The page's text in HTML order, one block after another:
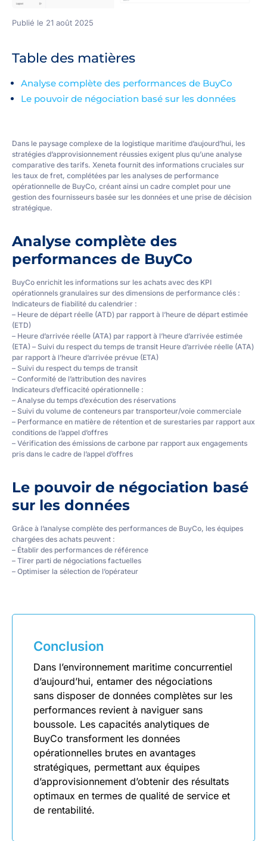
Publié le 21 août 2025
Table des matières
Analyse complète des performances de BuyCo
Le pouvoir de négociation basé sur les données
Dans le paysage complexe de la logistique maritime d’aujourd’hui, les
stratégies d’approvisionnement réussies exigent plus qu’une analyse
comparative des tarifs. Xeneta fournit des informations cruciales sur
les taux de fret, complétées par les analyses de performance
opérationnelle de BuyCo, créant ainsi un cadre complet pour une
gestion des fournisseurs basée sur les données et une prise de décision
stratégique.
Analyse complète des
performances de BuyCo
BuyCo enrichit les informations sur les achats avec des KPI
opérationnels granulaires sur des dimensions de performance clés :
Indicateurs de fiabilité du calendrier :
– Heure de départ réelle (ATD) par rapport à l’heure de départ estimée
(ETD)
– Heure d’arrivée réelle (ATA) par rapport à l’heure d’arrivée estimée
(ETA) – Suivi du respect du temps de transit Heure d’arrivée réelle (ATA)
par rapport à l’heure d’arrivée prévue (ETA)
– Suivi du respect du temps de transit
– Conformité de l’attribution des navires
Indicateurs d’efficacité opérationnelle :
– Analyse du temps d’exécution des réservations
– Suivi du volume de conteneurs par transporteur/voie commerciale
– Performance en matière de rétention et de surestaries par rapport aux
conditions de l’appel d’offres
– Vérification des émissions de carbone par rapport aux engagements
pris dans le cadre de l’appel d’offres
Le pouvoir de négociation basé
sur les données
Grâce à l’analyse complète des performances de BuyCo, les équipes
chargées des achats peuvent :
– Établir des performances de référence
– Tirer parti de négociations factuelles
– Optimiser la sélection de l’opérateur
Conclusion
Dans l’environnement maritime concurrentiel
d’aujourd’hui, entamer des négociations
sans disposer de données complètes sur les
performances revient à naviguer sans
boussole. Les capacités analytiques de
BuyCo transforment les données
opérationnelles brutes en avantages
stratégiques, permettant aux équipes
d’approvisionnement d’obtenir des résultats
optimaux en termes de qualité de service et
de rentabilité.